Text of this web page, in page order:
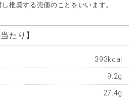
推奨する売価のことをいいます。
たり】
393kcal
9.2g
27.4g